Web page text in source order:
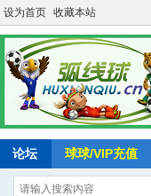
设为首页 收藏本站
论坛 球球/VIP充值